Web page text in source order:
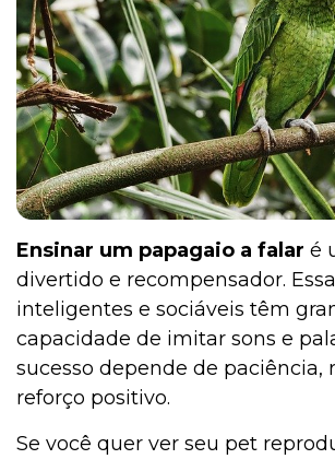
Roedores
Ensinar um papagaio a falar é
divertido e recompensador.
inteligentes e sociáveis têm
capacidade de imitar sons e
sucesso depende de paciência,
reforço positivo.
Se você quer ver seu pet